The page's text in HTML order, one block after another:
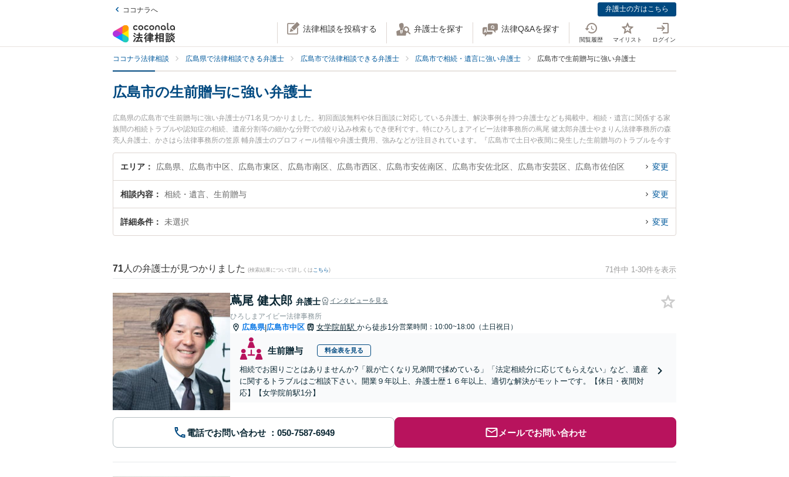
ココナラへ 弁護士の方はこちら
法律相談を投稿する 弁護士を探す 法律Q&Aを探す
閲覧履歴 マイリスト ログイン
ココナラ法律相談 広島県で法律相談できる弁護士 広島市で法律相談できる弁護士 広島市で相続・遺言に強い弁護士 広島市で生前贈与に強い弁護士
広島市の生前贈与に強い弁護士
広島県の広島市で生前贈与に強い弁護士が71名見つかりました。初回面談無料や休日面談に対応している弁護士、解決事例を持つ弁護士なども掲載中。相続・遺言に関係する家
族間の相続トラブルや認知症の相続、遺産分割等の細かな分野での絞り込み検索もでき便利です。特にひろしまアイビー法律事務所の蔦尾 健太郎弁護士やまりん法律事務所の森
亮人弁護士、かさはら法律事務所の笠原 輔弁護士のプロフィール情報や弁護士費用、強みなどが注目されています。『広島市で土日や夜間に発生した生前贈与のトラブルを今す
ぐに弁護士に相談したい』『生前贈与のトラブル解決の実績豊富な近くの弁護士を検索したい』『初回相談無料で生前贈与を法律相談できる広島市内の弁護士に相談予約したい』
などでお困りの相談者さんにおすすめです。
エリア 広島県、広島市中区、広島市東区、広島市南区、広島市西区、広島市安佐南区、広島市安佐北区、広島市安芸区、広島市佐伯区 変更
相談内容 相続・遺言、生前贈与 変更
詳細条件 未選択 変更
71 人の弁護士が見つかりました (検索結果について詳しくは こちら) 71件中 1-30件を表示
蔦尾 健太郎 弁護士 インタビューを見る
ひろしまアイビー法律事務所
広島県|広島市中区 女学院前駅 から徒歩1分営業時間：10:00~18:00（土日祝日）
生前贈与 料金表を見る
相続でお困りごとはありませんか?「親が亡くなり兄弟間で揉めている」「法定相続分に応じてもらえない」など、遺産
に関するトラブルはご相談下さい。開業９年以上、弁護士歴１６年以上、適切な解決がモットーです。【休日・夜間対
応】【女学院前駅1分】
電話でお問い合わせ メールでお問い合わせ